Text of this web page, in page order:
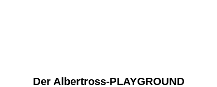
Der Albertross-PLAYGROUND